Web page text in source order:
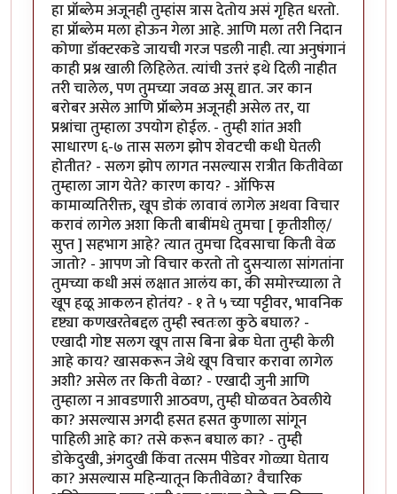
हा प्रॉब्लेम अजूनही तुम्हांस त्रास देतोय असं गृहित धरतो.
हा प्रॉब्लेम मला होऊन गेला आहे. आणि मला तरी निदान
कोणा डॉक्टरकडे जायची गरज पडली नाही. त्या अनुषंगानं
काही प्रश्न खाली लिहिलेत. त्यांची उत्तरं इथे दिली नाहीत
तरी चालेल, पण तुमच्या जवळ असू द्यात. जर कान
बरोबर असेल आणि प्रॉब्लेम अजूनही असेल तर, या
प्रश्नांचा तुम्हाला उपयोग होईल. - तुम्ही शांत अशी
साधारण ६-७ तास सलग झोप शेवटची कधी घेतली
होतीत? - सलग झोप लागत नसल्यास रात्रीत कितीवेळा
तुम्हाला जाग येते? कारण काय? - ऑफिस
कामाव्यतिरीक्त, खूप डोकं लावावं लागेल अथवा विचार
करावं लागेल अशा किती बाबींमधे तुमचा [ कृतीशील्/
सुप्त ] सहभाग आहे? त्यात तुमचा दिवसाचा किती वेळ
जातो? - आपण जो विचार करतो तो दुसर्‍याला सांगतांना
तुमच्या कधी असं लक्षात आलंय का, की समोरच्याला ते
खूप हळू आकलन होतंय? - १ ते ५ च्या पट्टीवर, भावनिक
दृष्ट्या कणखरतेबद्दल तुम्ही स्वतःला कुठे बघाल? -
एखादी गोष्ट सलग खूप तास बिना ब्रेक घेता तुम्ही केली
आहे काय? खासकरून जेथे खूप विचार करावा लागेल
अशी? असेल तर किती वेळा? - एखादी जुनी आणि
तुम्हाला न आवडणारी आठवण, तुम्ही घोळवत ठेवलीये
का? असल्यास अगदी हसत हसत कुणाला सांगून
पाहिली आहे का? तसे करून बघाल का? - तुम्ही
डोकेदुखी, अंगदुखी किंवा तत्सम पीडेवर गोळ्या घेताय
का? असल्यास महिन्यातून कितीवेळा? वैचारिक